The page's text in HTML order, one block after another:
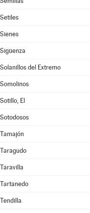
Setiles
Sienes
Sigüenza
Solanillos del Extremo
Somolinos
Sotillo, El
Sotodosos
Tamajón
Taragudo
Taravilla
Tartanedo
Tendilla